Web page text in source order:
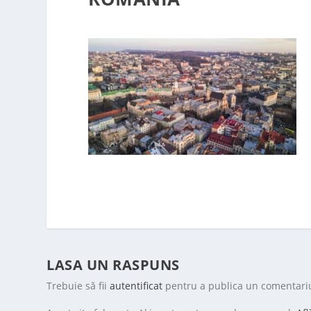
LASA UN RASPUNS
Trebuie să fiiautentificat pentru a publica un